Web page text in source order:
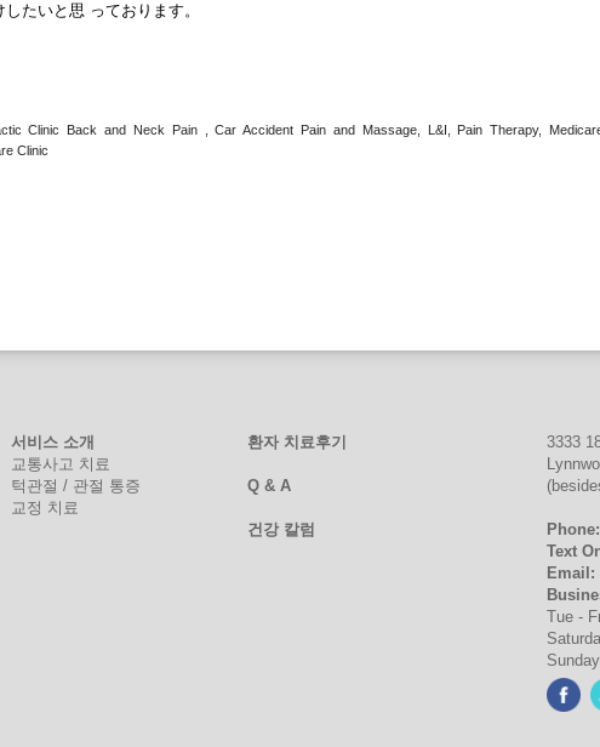
たいと思 っております。
Clinic Back and Neck Pain , Car Accident Pain and Massage, L&I, Pain Therapy,
Clinic
서비스 소개
교통사고 치료
턱관절 / 관절 통증
교정 치료
환자 치료후기
Q & A
건강 칼럼
3333
Phone:
Text
Email:
Tue -